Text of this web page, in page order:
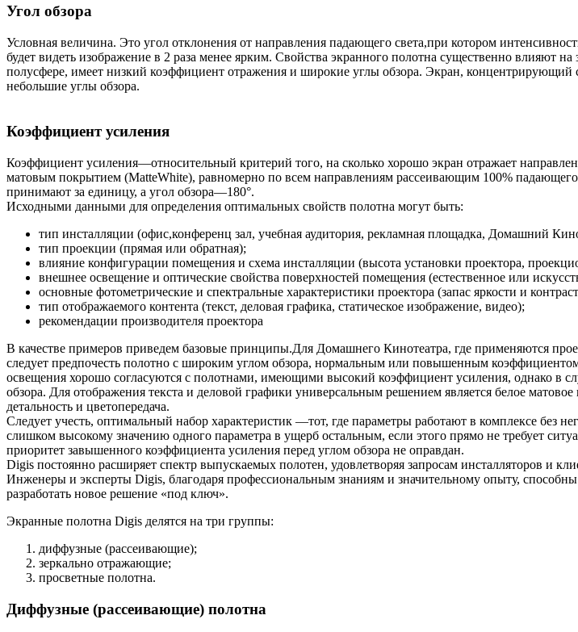
Угол обзора
Условная величина. Это угол отклонения от направления падающего света,при котором
будет видеть изображение в 2 раза менее ярким. Свойства экранного полотна существенно влияют
полусфере, имеет низкий коэффициент отражения и широкие углы обзора. Экран, концентрирующий
небольшие углы обзора.
Коэффициент усиления
Коэффициент усиления—относительный критерий того, на сколько хорошо экран отражает
матовым покрытием (MatteWhite), равномерно по всем направлениям рассеивающим 100%
принимают за единицу, а угол обзора—180°.
Исходными данными для определения оптимальных свойств полотна могут быть:
тип инсталляции (офис,конференц зал, учебная аудитория, рекламная площадка, Домашний
тип проекции (прямая или обратная);
влияние конфигурации помещения и схема инсталляции (высота установки проектора,
внешнее освещение и оптические свойства поверхностей помещения (естественное или
основные фотометрические и спектральные характеристики проектора (запас яркости и
тип отображаемого контента (текст, деловая графика, статическое изображение, видео);
рекомендации производителя проектора
В качестве примеров приведем базовые принципы.Для Домашнего Кинотеатра, где применяются
следует предпочесть полотно с широким углом обзора, нормальным или повышенным
освещения хорошо согласуются с полотнами, имеющими высокий коэффициент усиления, однако в
обзора. Для отображения текста и деловой графики универсальным решением является белое
детальность и цветопередача.
Следует учесть, оптимальный набор характеристик —тот, где параметры работают в комплексе без
слишком высокому значению одного параметра в ущерб остальным, если этого прямо не требует
приоритет завышенного коэффициента усиления перед углом обзора не оправдан.
Digis постоянно расширяет спектр выпускаемых полотен, удовлетворяя запросам инсталляторов и
Инженеры и эксперты Digis, благодаря профессиональным знаниям и значительному опыту,
разработать новое решение «под ключ».
Экранные полотна Digis делятся на три группы:
диффузные (рассеивающие);
зеркально отражающие;
просветные полотна.
Диффузные (рассеивающие) полотна